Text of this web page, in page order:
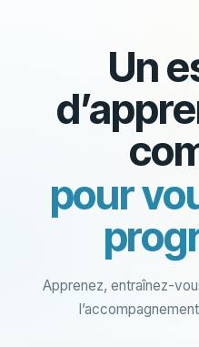
Un
pour
Apprenez, entraînez-